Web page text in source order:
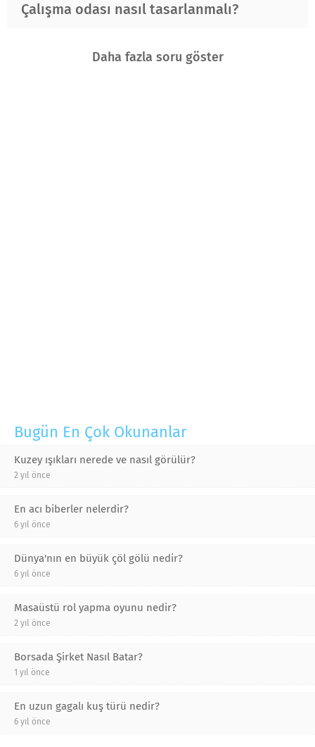
Çalışma odası nasıl tasarlanmalı?
Daha fazla soru göster
Bugün En Çok Okunanlar
Kuzey ışıkları nerede ve nasıl görülür?
2 yıl önce
En acı biberler nelerdir?
6 yıl önce
Dünya'nın en büyük çöl gölü nedir?
6 yıl önce
Masaüstü rol yapma oyunu nedir?
2 yıl önce
Borsada Şirket Nasıl Batar?
1 yıl önce
En uzun gagalı kuş türü nedir?
6 yıl önce